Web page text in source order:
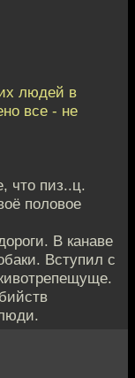
людей в
все - не
что пиз..ц.
половое
В канаве
Вступил с